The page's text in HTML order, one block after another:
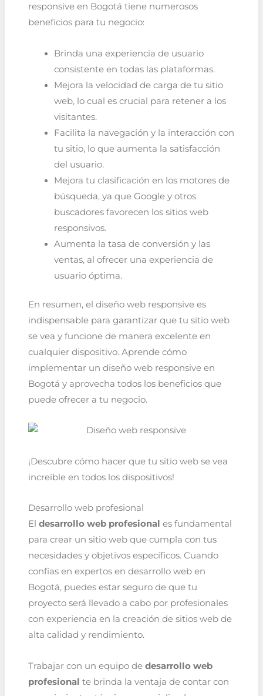
responsive en Bogotá tiene numerosos
beneficios para tu negocio:
Brinda una experiencia de usuario
consistente en todas las plataformas.
Mejora la velocidad de carga de tu sitio
web, lo cual es crucial para retener a los
visitantes.
Facilita la navegación y la interacción con
tu sitio, lo que aumenta la satisfacción
del usuario.
Mejora tu clasificación en los motores de
búsqueda, ya que Google y otros
buscadores favorecen los sitios web
responsivos.
Aumenta la tasa de conversión y las
ventas, al ofrecer una experiencia de
usuario óptima.
En resumen, el diseño web responsive es
indispensable para garantizar que tu sitio web
se vea y funcione de manera excelente en
cualquier dispositivo. Aprende cómo
implementar un diseño web responsive en
Bogotá y aprovecha todos los beneficios que
puede ofrecer a tu negocio.
¡Descubre cómo hacer que tu sitio web se vea
increíble en todos los dispositivos!
Desarrollo web profesional
El desarrollo web profesional es fundamental
para crear un sitio web que cumpla con tus
necesidades y objetivos específicos. Cuando
confías en expertos en desarrollo web en
Bogotá, puedes estar seguro de que tu
proyecto será llevado a cabo por profesionales
con experiencia en la creación de sitios web de
alta calidad y rendimiento.
Trabajar con un equipo de desarrollo web
profesional te brinda la ventaja de contar con